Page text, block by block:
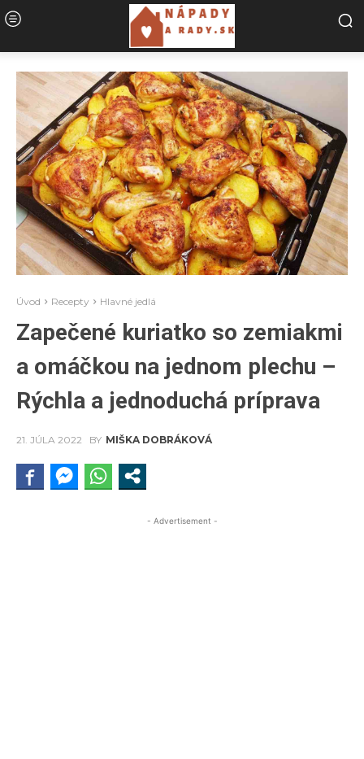
Úvod Recepty Hlavné jedlá
Zapečené kuriatko so zemiakmi
a omáčkou na jednom plechu –
Rýchla a jednoduchá príprava
21. JÚLA 2022 BY MIŠKA DOBRÁKOVÁ
- Advertisement -